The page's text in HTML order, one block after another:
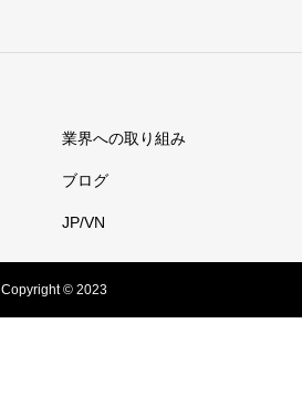
業界への取り組み
ブログ
JP/VN
Copyright © 2023